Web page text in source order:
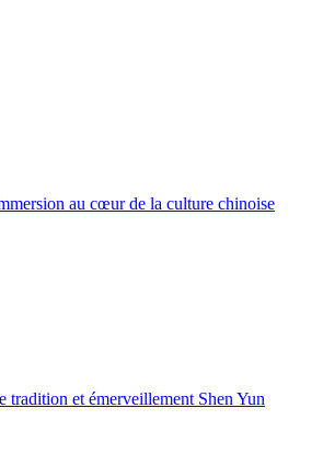
au cœur de la culture chinoise
tradition et émerveillement Shen Yun